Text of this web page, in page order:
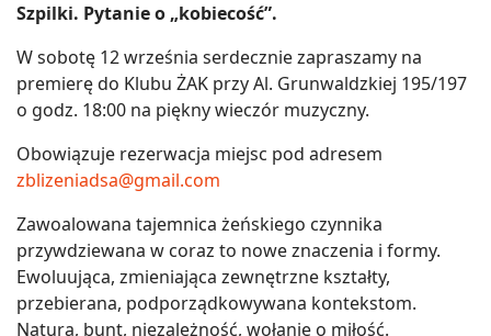
Szpilki. Pytanie o „kobiecość”.
W sobotę 12 września serdecznie zapraszamy na
premierę do Klubu ŻAK przy Al. Grunwaldzkiej 195/197
o godz. 18:00 na piękny wieczór muzyczny.
Obowiązuje rezerwacja miejsc pod adresem
zblizeniadsa@gmail.com
Zawoalowana tajemnica żeńskiego czynnika
przywdziewana w coraz to nowe znaczenia i formy.
Ewoluująca, zmieniająca zewnętrzne kształty,
przebierana, podporządkowywana kontekstom.
Natura, bunt, niezależność, wołanie o miłość.